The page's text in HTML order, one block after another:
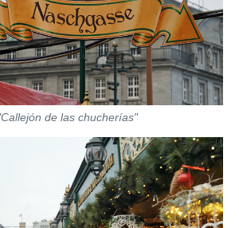
de las chucherías"